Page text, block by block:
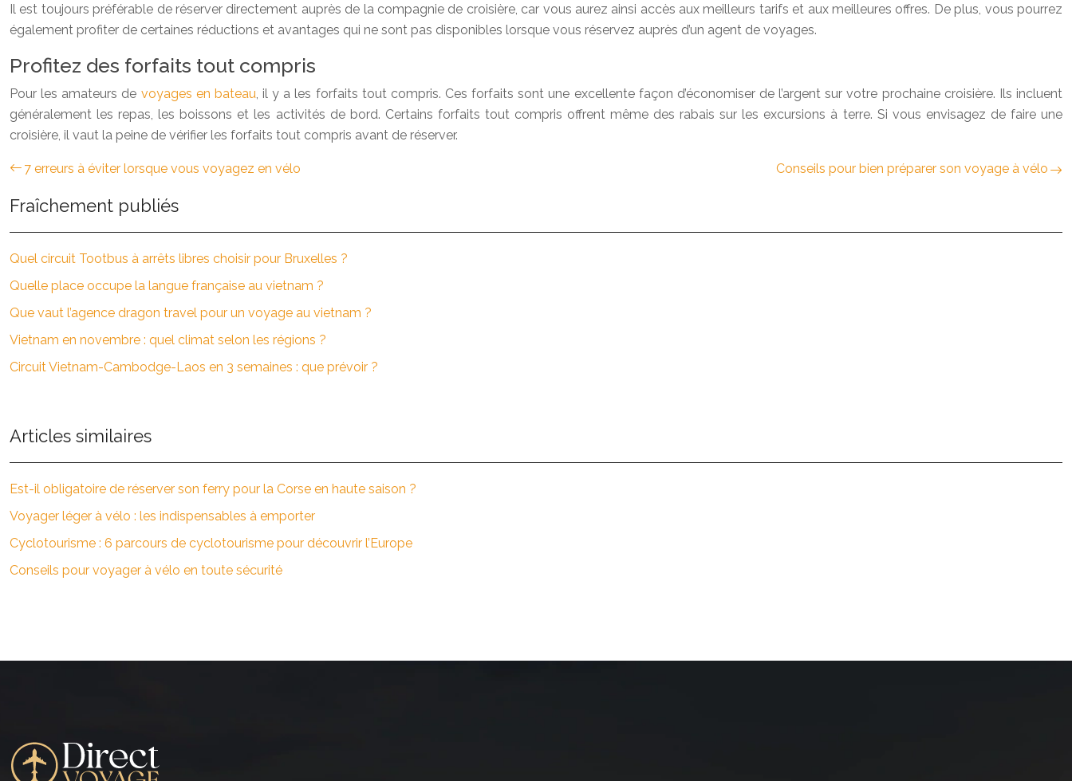
Il est toujours préférable de réserver directement auprès de la compagnie de croisière, car vous aurez ainsi accès aux meilleurs tarifs et aux meilleures offres. De plus, vous pourrez
également profiter de certaines réductions et avantages qui ne sont pas disponibles lorsque vous réservez auprès d’un agent de voyages.
Profitez des forfaits tout compris
Pour les amateurs de voyages en bateau , il y a les forfaits tout compris. Ces forfaits sont une excellente façon d’économiser de l’argent sur votre prochaine croisière. Ils incluent
généralement les repas, les boissons et les activités de bord. Certains forfaits tout compris offrent même des rabais sur les excursions à terre. Si vous envisagez de faire une
croisière, il vaut la peine de vérifier les forfaits tout compris avant de réserver.
7 erreurs à éviter lorsque vous voyagez en vélo Conseils pour bien préparer son voyage à vélo
Fraîchement publiés
Quel circuit Tootbus à arrêts libres choisir pour Bruxelles ?
Quelle place occupe la langue française au vietnam ?
Que vaut l’agence dragon travel pour un voyage au vietnam ?
Vietnam en novembre : quel climat selon les régions ?
Circuit Vietnam-Cambodge-Laos en 3 semaines : que prévoir ?
Articles similaires
Est-il obligatoire de réserver son ferry pour la Corse en haute saison ?
Voyager léger à vélo : les indispensables à emporter
Cyclotourisme : 6 parcours de cyclotourisme pour découvrir l’Europe
Conseils pour voyager à vélo en toute sécurité